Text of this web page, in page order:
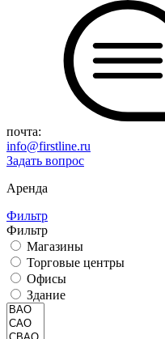
почта:
info@firstline.ru
Задать вопрос
Аренда
Фильтр
Фильтр
Магазины
Торговые центры
Офисы
Здание